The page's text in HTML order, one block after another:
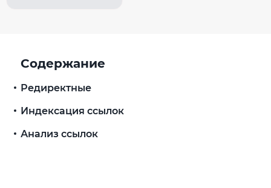
Содержание
Редиректные
Индексация ссылок
Анализ ссылок